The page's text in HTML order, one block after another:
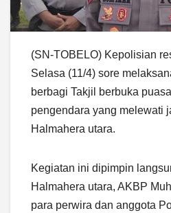
(SN-TOBELO) Kepolisian
Selasa (11/4) sore
berbagi Takjil berbuka
pengendara yang melewati
Halmahera utara.
Kegiatan ini dipimpin
Halmahera utara, AKBP
para perwira dan anggota